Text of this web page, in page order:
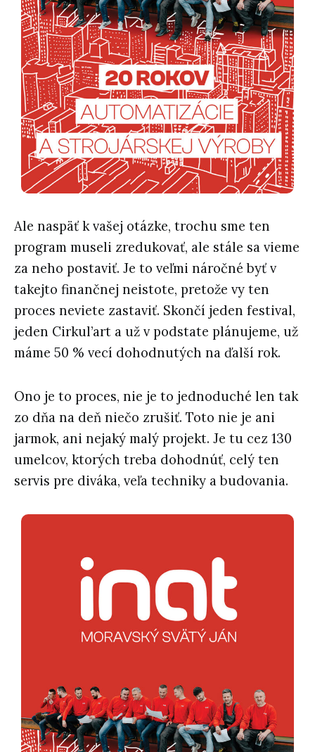
Ale naspäť k vašej otázke, trochu sme ten
program museli zredukovať, ale stále sa vieme
za neho postaviť. Je to veľmi náročné byť v
takejto finančnej neistote, pretože vy ten
proces neviete zastaviť. Skončí jeden festival,
jeden Cirkul’art a už v podstate plánujeme, už
máme 50 % vecí dohodnutých na ďalší rok.
Ono je to proces, nie je to jednoduché len tak
zo dňa na deň niečo zrušiť. Toto nie je ani
jarmok, ani nejaký malý projekt. Je tu cez 130
umelcov, ktorých treba dohodnúť, celý ten
servis pre diváka, veľa techniky a budovania.